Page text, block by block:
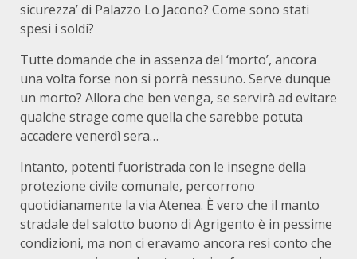
sicurezza’ di Palazzo Lo Jacono? Come sono stati
spesi i soldi?
Tutte domande che in assenza del ‘morto’, ancora
una volta forse non si porrà nessuno. Serve dunque
un morto? Allora che ben venga, se servirà ad evitare
qualche strage come quella che sarebbe potuta
accadere venerdì sera…
Intanto, potenti fuoristrada con le insegne della
protezione civile comunale, percorrono
quotidianamente la via Atenea. È vero che il manto
stradale del salotto buono di Agrigento è in pessime
condizioni, ma non ci eravamo ancora resi conto che